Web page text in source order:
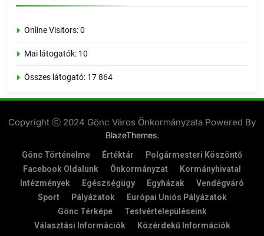
Online Visitors:0
Mai látogatók: 10
Összes látogató: 17 864
Copyright ⓒ 2024 Gönc Város Önkormányzata Powered By
BlazeThemes.
Gönc Történelme Értéktár
Polgármesteri Köszöntő
Facebook Oldalunk
Önkormányzat
Kormányhivatal
Intézmények
Egészségügy Egyházak
Vendégváró
Sport
Pályázatok
Európai Uniós Pályázatok
Gönc Térképe
Testvértelepüléseink
Választási Információk
Közérdekű Információk